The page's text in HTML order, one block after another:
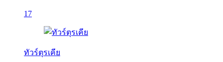
17
ทัวร์ตุรเคีย